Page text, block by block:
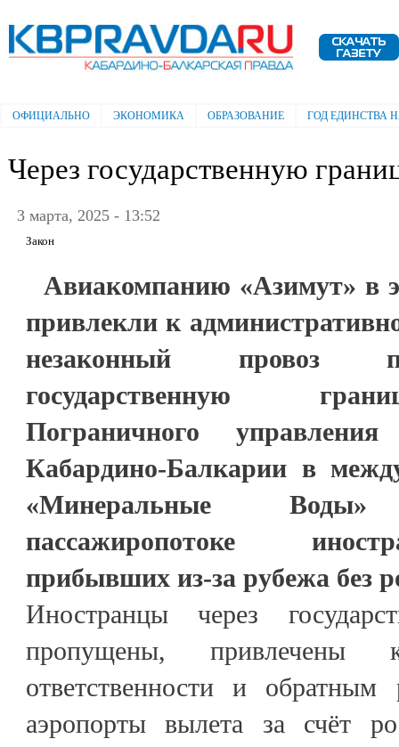
Электронная газета "Кабардино-
Балкарская правда"
Главное меню
ОФИЦИАЛЬНО ЭКОНОМИКА ОБРАЗОВАНИЕ ГОД ЕДИНСТВА
Через государственную
3 марта, 2025 - 13:52
Закон
Авиакомпанию «Азимут» в
привлекли к
незаконный провоз
государственную
Пограничного
Кабардино-Балкарии в
«Минеральные
пассажиропотоке
прибывших из-за рубежа без
Иностранцы через
пропущены, привлечены к
ответственности и
аэропорты вылета за счёт